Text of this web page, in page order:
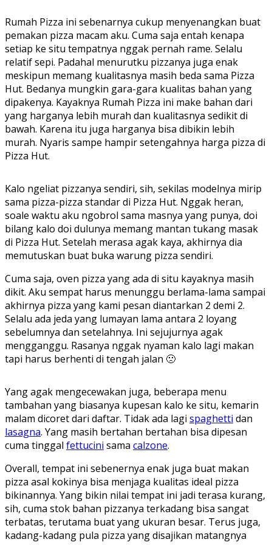
Rumah Pizza ini sebenarnya cukup menyenangkan buat
pemakan pizza macam aku. Cuma saja entah kenapa
setiap ke situ tempatnya nggak pernah rame. Selalu
relatif sepi. Padahal menurutku pizzanya juga enak
meskipun memang kualitasnya masih beda sama Pizza
Hut. Bedanya mungkin gara-gara kualitas bahan yang
dipakenya. Kayaknya Rumah Pizza ini make bahan dari
yang harganya lebih murah dan kualitasnya sedikit di
bawah. Karena itu juga harganya bisa dibikin lebih
murah. Nyaris sampe hampir setengahnya harga pizza di
Pizza Hut.
Kalo ngeliat pizzanya sendiri, sih, sekilas modelnya mirip
sama pizza-pizza standar di Pizza Hut. Nggak heran,
soale waktu aku ngobrol sama masnya yang punya, doi
bilang kalo doi dulunya memang mantan tukang masak
di Pizza Hut. Setelah merasa agak kaya, akhirnya dia
memutuskan buat buka warung pizza sendiri.
Cuma saja, oven pizza yang ada di situ kayaknya masih
dikit. Aku sempat harus menunggu berlama-lama sampai
akhirnya pizza yang kami pesan diantarkan 2 demi 2.
Selalu ada jeda yang lumayan lama antara 2 loyang
sebelumnya dan setelahnya. Ini sejujurnya agak
mengganggu. Rasanya nggak nyaman kalo lagi makan
tapi harus berhenti di tengah jalan 🙁
Yang agak mengecewakan juga, beberapa menu
tambahan yang biasanya kupesan kalo ke situ, kemarin
malam dicoret dari daftar. Tidak ada lagi spaghetti dan
lasagna. Yang masih bertahan bertahan bisa dipesan
cuma tinggal fettucini sama calzone.
Overall, tempat ini sebenernya enak juga buat makan
pizza asal kokinya bisa menjaga kualitas ideal pizza
bikinannya. Yang bikin nilai tempat ini jadi terasa kurang,
sih, cuma stok bahan pizzanya terkadang bisa sangat
terbatas, terutama buat yang ukuran besar. Terus juga,
kadang-kadang pula pizza yang disajikan matangnya